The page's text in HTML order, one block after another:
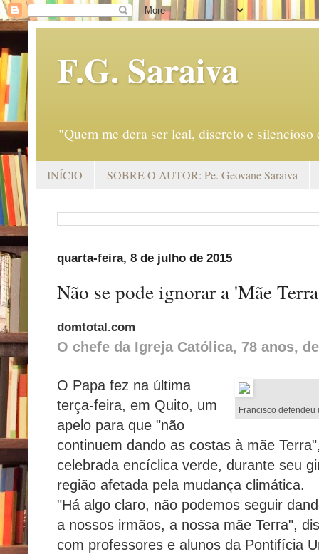
F.G. Saraiva
"Quem me dera ser leal, discreto e
INÍCIO SOBRE O AUTOR: Pe. Geovane Saraiva
quarta-feira, 8 de julho de 2015
Não se pode ignorar a 'Mãe
domtotal.com
O chefe da Igreja Católica, 78 anos,
Francisco defendeu
O Papa fez na última
terça-feira, em Quito, um
apelo para que "não
continuem dando as costas à mãe
celebrada encíclica verde, durante seu
região afetada pela mudança climática.
"Há algo claro, não podemos seguir
a nossos irmãos, a nossa mãe Terra",
com professores e alunos da Pontifícia